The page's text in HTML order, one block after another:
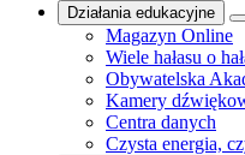
Działania edukacyjne
Magazyn Online
Wiele hałasu o
Obywatelska
Kamery
Centra danych
Czysta energia,